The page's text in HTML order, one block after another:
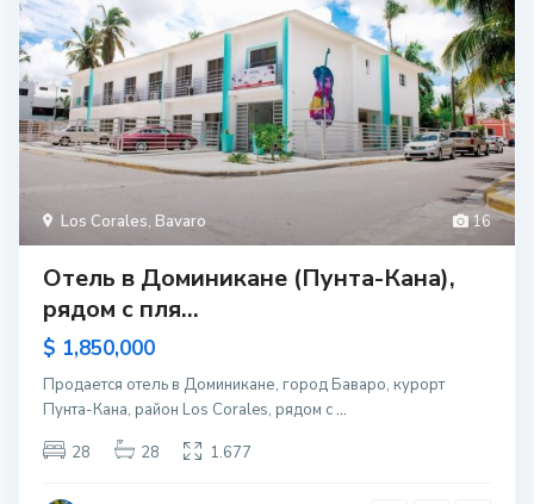
16
Los Corales, Bavaro
Отель в Доминикане (Пунта-Кана),
рядом с пля...
$ 1,850,000
Продается отель в Доминикане, город Баваро, курорт
Пунта-Кана, район Los Corales, рядом с...
28
28 1.677